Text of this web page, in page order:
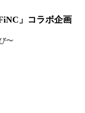
」コラボ企画
〜